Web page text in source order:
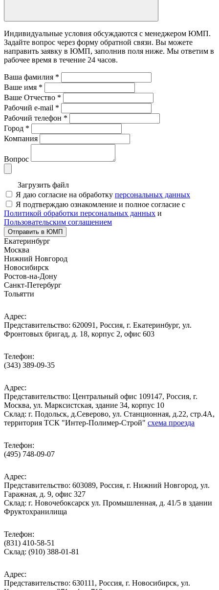
Индивидуальные условия обсуждаются с менеджером ЮМП.
Задайте вопрос через форму обратной связи. Вы можете
направить заявку в ЮМП, заполнив поля ниже. Mы ответим в
рабочее время в течение 24 часов.
Ваша фамилия *
Ваше имя *
Ваше Отчество *
Рабочий e-mail *
Рабочий телефон *
Город *
Компания
Вопрос
Загрузить файл
Я даю согласие на обработку персональных данных
Я подтверждаю ознакомление и полное согласие с
Политикой обработки персональных данных и
Пользовательским соглашением
Отправить в ЮМП
Екатеринбург
Москва
Нижний Новгород
Новосибирск
Ростов-на-Дону
Санкт-Петербург
Тольятти
Адрес:
Представительство: 620091, Россия, г. Екатеринбург, ул.
Фронтовых бригад, д. 18, корпус 2, офис 603
Телефон:
(343) 389-09-35
Адрес:
Представительство: Центральный офис 109147, Россия, г.
Москва, ул. Марксистская, здание 34, корпус 10
Cклад: г. Подольск, д.Северово, ул. Станционная, д.22, стр.4А,
территория ТСК "Интер-Полимер-Строй" схема проезда
Телефон:
(495) 748-09-07
Адрес:
Представительство: 603089, Россия, г. Нижний Новгород, ул.
Гаражная, д. 9, офис 327
Склад: г. Новочебоксарск ул. Промышленная, д. 41/5 в здании
Фруктохранилища
Телефон:
(831) 410-58-51
Склад: (910) 388-01-81
Адрес:
Представительство: 630111, Россия, г. Новосибирск, ул.